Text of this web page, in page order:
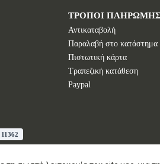
ΤΡΟΠΟΙ ΠΛΗΡΩΜΗΣ
Αντικαταβολή
Παραλαβή στο κατάστημα
Πιστωτική κάρτα
Τραπεζική κατάθεση
Paypal